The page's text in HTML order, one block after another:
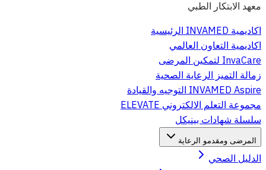
معهد الابتكار الطبي
اكاديمية INVAMED الرئيسية
اكاديمية التعاون العالمي
InvaCare لتمكين المرضى
زمالة التميز الرعاية الصحية
INVAMED Aspire التوجيه والقيادة
مجموعة التعلم الالكتروني ELEVATE
سلسلة شهادات بينيكل
المرضى ومقدمو الرعاية
الدليل الصحي